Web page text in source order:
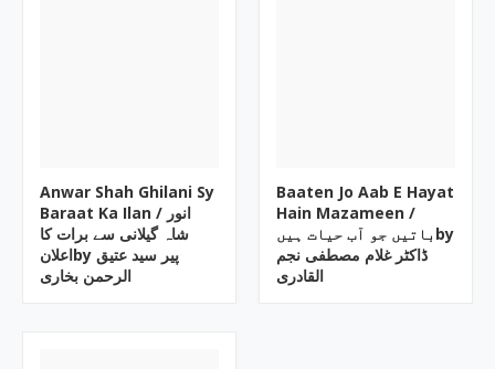
Anwar Shah Ghilani Sy
Baraat Ka Ilan / انور
شاہ گیلانی سے برات کا
اعلانby پیر سید عتیق
الرحمن بخاری
Baaten Jo Aab E Hayat
Hain Mazameen /
باتیں جو آب حیات ہیںby
ڈاکٹر غلام مصطفی نجم
القادری